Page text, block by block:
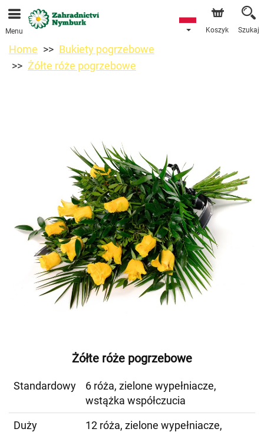
Przyjmujemy zamówienia za pośrednictwem naszego
sklepu internetowego. Najbliższy możliwy termin dostawy
to 11.08.2026 z powodu urlopu.
Menu Koszyk Szukaj
Home
Bukiety pogrzebowe
Żółte róże pogrzebowe
Żółte róże pogrzebowe
Standardowy
6 róża, zielone wypełniacze,
wstążka współczucia
Duży
12 róża, zielone wypełniacze,